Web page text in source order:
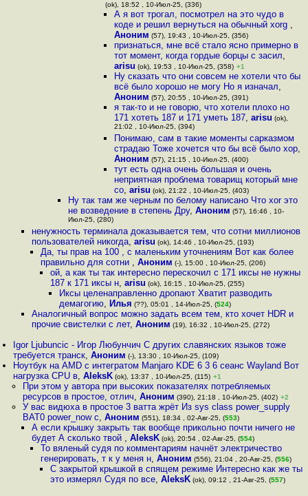
(ok), 18:52 , 10-Июл-25, (336)
А я вот трогал, посмотрел на это чудо в
коде и решил вернуться на обычный xorg ,
Аноним (57), 19:43 , 10-Июл-25, (356)
признаться, мне всё стало ясно примерно в
тот момент, когда гордые борцы с засил,
arisu (ok), 19:53 , 10-Июл-25, (358) +1
Ну сказать что они совсем не хотели что бы
всё было хорошо не могу Но я изначал,
Аноним (57), 20:55 , 10-Июл-25, (391)
я так-то и не говорю, что хотели плохо но
171 хотеть 187 и 171 уметь 187, arisu (ok),
21:02 , 10-Июл-25, (394)
Понимаю, сам в такие моменты сарказмом
страдаю Тоже хочется что бы всё было хор,
Аноним (57), 21:15 , 10-Июл-25, (400)
тут есть одна очень большая и очень
неприятная проблема товарищ который мне
со, arisu (ok), 21:22 , 10-Июл-25, (403)
Ну так там же черным по белому написано Что xor это
не возведение в степень Дру,Аноним (57), 16:46 , 10-
Июл-25, (280)
ненужность терминала доказывается тем, что сотни миллионов
пользователей никогда, arisu (ok), 14:46 , 10-Июл-25, (193)
Да, ты прав на 100 , с маленьким уточнениям Вот как более
правильно для сотни ,Аноним (-), 15:00 , 10-Июл-25, (206)
ой, а как ты так интересно перескочил с 171 иксы не нужны
187 к 171 иксы н, arisu (ok), 16:15 , 10-Июл-25, (255)
Иксы целенаправленно дропают Хватит разводить
демагогию, Илья (??), 05:01 , 14-Июл-25, (524)
Аналогичный вопрос можно задать всем тем, кто хочет HDR и
прочие свистелки с лет, Аноним (19), 16:32 , 10-Июл-25, (272)
Igor Ljubuncic - Игор Любунчич С других славянских языков тоже
требуется транск,Аноним (-), 13:30 , 10-Июл-25, (109)
Ноутбук на AMD с интегратом Manjaro KDE 6 3 6 сеанс Wayland Вот
нагрузка CPU в,AleksK (ok), 13:37 , 10-Июл-25, (115) +1
При этом у автора при высоких показателях потребляемых
ресурсов в простое, отлич, Аноним (390), 21:18 , 10-Июл-25, (402) +2
У вас видюха в простое 3 ватта жрёт Из sys class power_supply
BAT0 power_now с, Аноним (551), 18:34 , 02-Авг-25, (553)
А если крышку закрыть так вообще прикольно почти ничего не
будет А сколько твой , AleksK(ok), 20:54 , 02-Авг-25, (554)
То вяленый судя по комментариям начнёт электричество
генерировать, т к у меня н,Аноним (556), 21:04 , 20-Авг-25, (556)
С закрытой крышкой в спящем режиме Интересно как же ты
это измерял Судя по все, AleksK(ok), 09:12 , 21-Авг-25, (557)